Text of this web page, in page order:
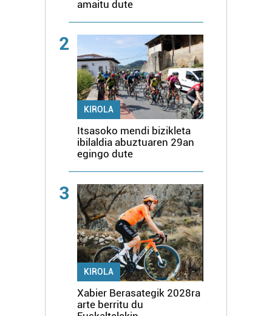
amaitu dute
2
KIROLA
Itsasoko mendi bizikleta
ibilaldia abuztuaren 29an
egingo dute
3
KIROLA
Xabier Berasategik 2028ra
arte berritu du